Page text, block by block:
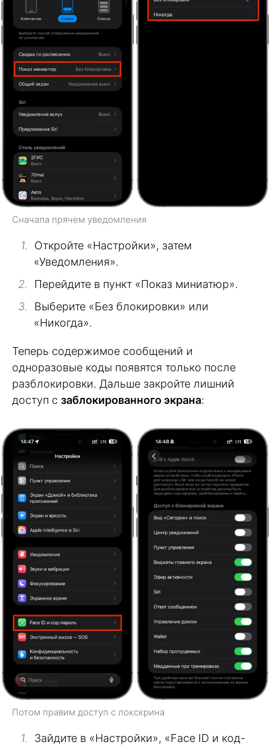
Сначала прячем уведомления
Откройте «Настройки», затем
«Уведомления».
Перейдите в пункт «Показ миниатюр».
Выберите «Без блокировки» или
«Никогда».
Теперь содержимое сообщений и
одноразовые коды появятся только после
разблокировки. Дальше закройте лишний
доступ с заблокированного экрана:
Потом правим доступ с локскрина
Зайдите в «Настройки», «Face ID и код-